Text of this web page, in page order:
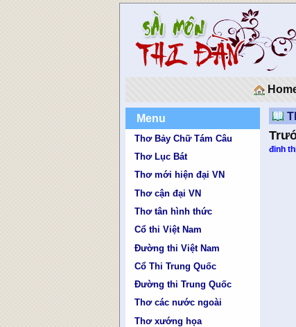
Menu
Thơ Bảy Chữ Tám Câu
Thơ Lục Bát
Thơ mới hiện đại VN
Thơ cận đại VN
Thơ tân hình thức
Cổ thi Việt Nam
Đường thi Việt Nam
Cổ Thi Trung Quốc
Đường thi Trung Quốc
Thơ các nước ngoài
Thơ xướng họa
đinh